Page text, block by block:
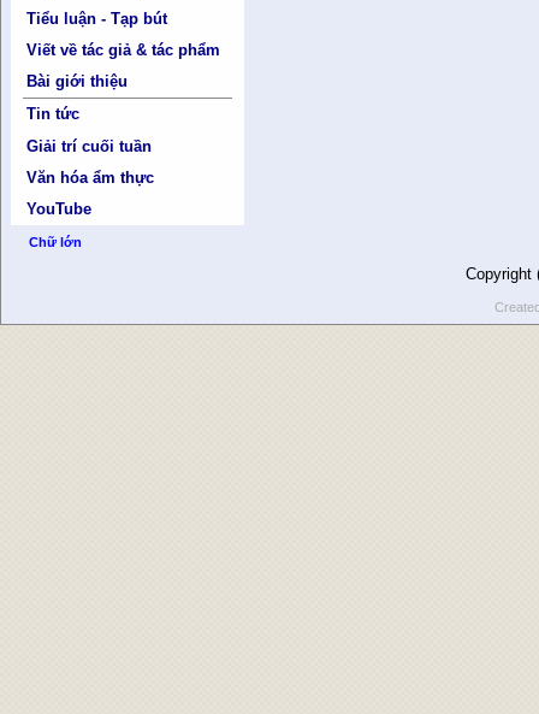
Tiểu luận - Tạp bút
Viết về tác giả & tác phẩm
Bài giới thiệu
Tin tức
Giải trí cuối tuần
Văn hóa ẩm thực
YouTube
Chữ lớn
Copyright